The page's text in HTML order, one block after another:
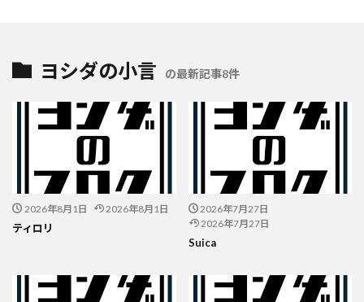
ヨシダの小言 の最新記事8件
2026年8月1日 2026年8月1日
ティロリ
2026年7月27日
2026年7月27日
Suica